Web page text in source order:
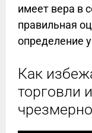
имеет вера в
правильная
определение
Как
торговли